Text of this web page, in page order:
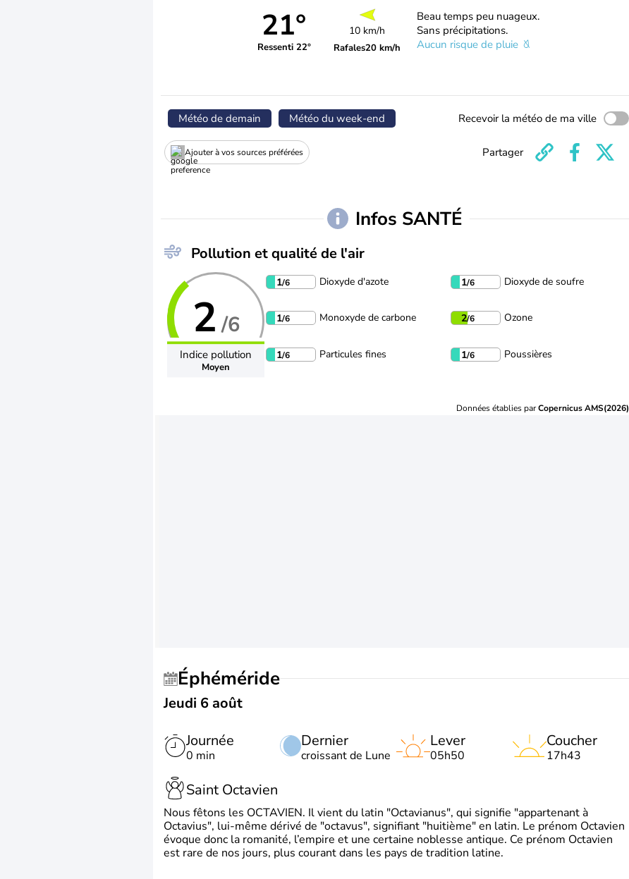
21°
Ressenti 22°
10 km/h
Rafales20 km/h
Beau temps peu nuageux.
Sans précipitations.
Aucun risque de pluie
Météo de demain Météo du week-end Recevoir la météo de ma ville
Ajouter à vos sources préférées Partager
Infos SANTÉ
Pollution et qualité de l'air
2 /6
Indice pollution
Moyen
1/6 Dioxyde d'azote 1/6 Dioxyde de soufre
1/6 Monoxyde de carbone 2/6 Ozone
1/6 Particules fines 1/6 Poussières
Données établies parCopernicus AMS(2026)
Éphéméride
Jeudi 6 août
Journée
0 min
Dernier
croissant de Lune
Lever
05h50
Coucher
17h43
Saint Octavien
Nous fêtons les OCTAVIEN. Il vient du latin "Octavianus", qui signifie "appartenant à
Octavius", lui-même dérivé de "octavus", signifiant "huitième" en latin. Le prénom Octavien
évoque donc la romanité, l’empire et une certaine noblesse antique. Ce prénom Octavien
est rare de nos jours, plus courant dans les pays de tradition latine.